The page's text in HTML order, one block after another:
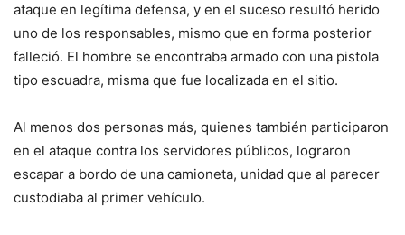
ataque en legítima defensa, y en el suceso resultó herido
uno de los responsables, mismo que en forma posterior
falleció. El hombre se encontraba armado con una pistola
tipo escuadra, misma que fue localizada en el sitio.
Al menos dos personas más, quienes también participaron
en el ataque contra los servidores públicos, lograron
escapar a bordo de una camioneta, unidad que al parecer
custodiaba al primer vehículo.